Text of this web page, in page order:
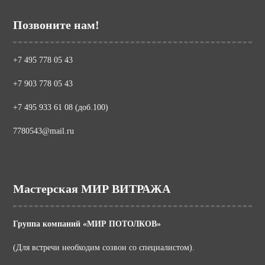
Позвоните нам!
+7 495 778 05 43
+7 903 778 05 43
+7 495 933 61 08 (доб.100)
7780543@mail.ru
Мастерская МИР ВИТРАЖА
Группа компаний «МИР ПОТОЛКОВ»
(Для встречи необходим созвон со специалистом).